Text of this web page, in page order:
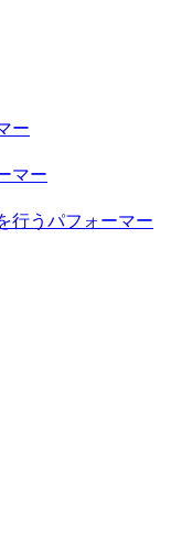
ー
マー
行うパフォーマー